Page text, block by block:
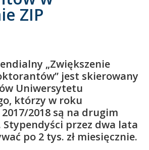
ZIP
„Zwiększenie
jest skierowany
Uniwersytetu
którzy w roku
2018 są na drugim
przez dwa lata
po 2 tys. zł miesięcznie.